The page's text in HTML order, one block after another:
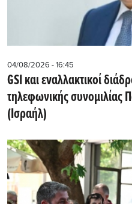
04/08/2026 - 16:45
GSI και εναλλακτικοί
τηλεφωνικής συνομιλίας Παπασταύρου - Cohen
(Ισραήλ)